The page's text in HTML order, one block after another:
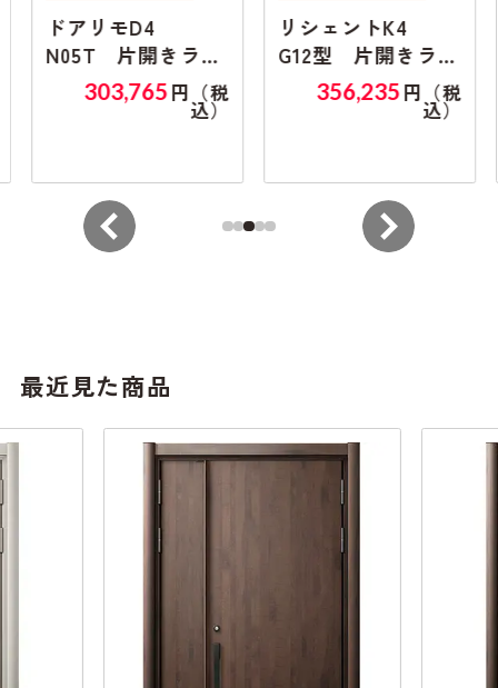
ドアリモD4
N05T 片開きラン
マ無し303,765 円（税
込）
リシェントK4
G12型 片開きラン
マ無し356,235 円（税
込）
最近見た商品